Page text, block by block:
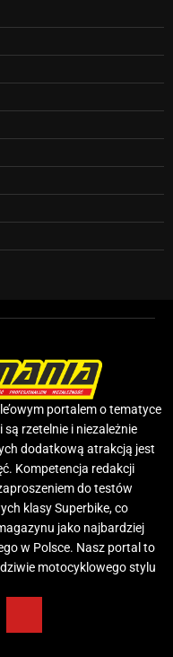
portalem o tematyce
rzetelnie i niezależnie
dodatkową atrakcją jest
Kompetencja redakcji
do testów
klasy Superbike, co
jako najbardziej
w Polsce. Nasz portal to
motocyklowego stylu